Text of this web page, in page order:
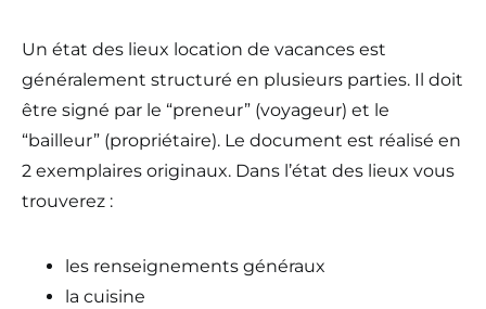
Un état des lieux location de vacances est
généralement structuré en plusieurs parties. Il doit
être signé par le “preneur” (voyageur) et le
“bailleur” (propriétaire). Le document est réalisé en
2 exemplaires originaux. Dans l’état des lieux vous
trouverez :
les renseignements généraux
la cuisine